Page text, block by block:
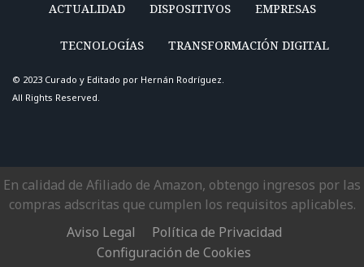
ACTUALIDAD DISPOSITIVOS EMPRESAS
TECNOLOGÍAS TRANSFORMACIÓN DIGITAL
© 2023 Curado y Editado por Hernán Rodríguez.
All Rights Reserved.
En calidad de Afiliado de Amazon, obtengo ingresos por las
compras adscritas que cumplen los requisitos aplicables.
Aviso Legal
Política de Privacidad
Configuración de Cookies